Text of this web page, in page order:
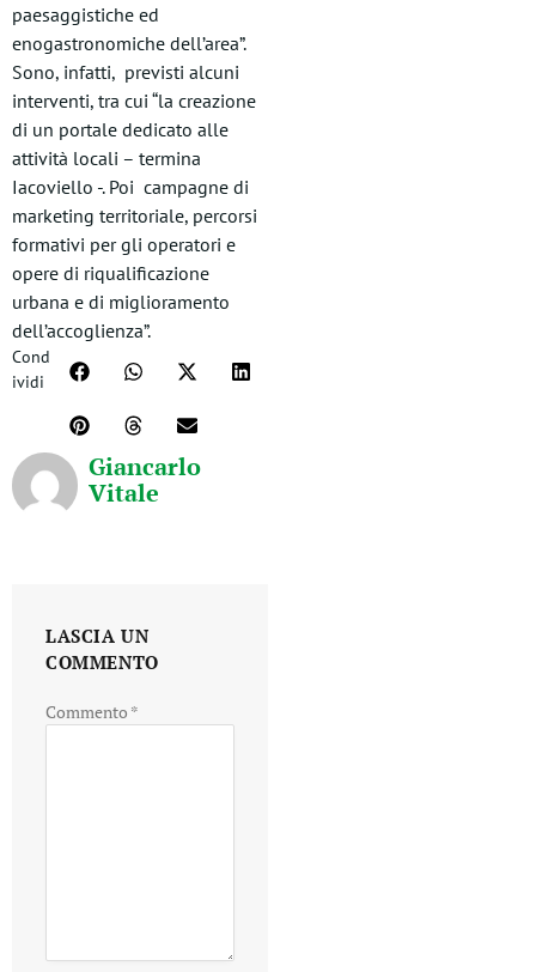
paesaggistiche ed
enogastronomiche dell’area”.
Sono, infatti, previsti alcuni
interventi, tra cui “la creazione
di un portale dedicato alle
attività locali – termina
Iacoviello -. Poi campagne di
marketing territoriale, percorsi
formativi per gli operatori e
opere di riqualificazione
urbana e di miglioramento
dell’accoglienza”.
Cond
ividi
Giancarlo
Vitale
LASCIA UN
COMMENTO
Commento *